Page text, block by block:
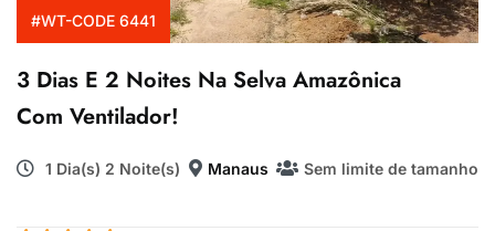
#WT-CODE 6441
3 Dias E 2 Noites Na Selva Amazônica
Com Ventilador!
1 Dia(s) 2 Noite(s) Manaus Sem limite de tamanho